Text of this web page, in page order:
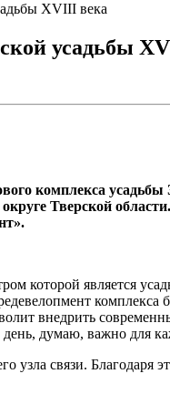
XVIII века
усадьбы
комплекса усадьбы
Тверской
которой является
комплекса
внедрить
день, думаю, важно для
связи. Благодаря